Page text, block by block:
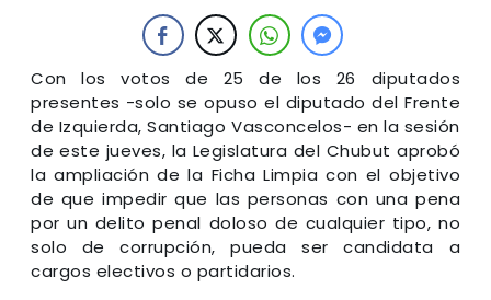
Con los votos de 25 de los 26 diputados
presentes -solo se opuso el diputado del Frente
de Izquierda, Santiago Vasconcelos- en la sesión
de este jueves, la Legislatura del Chubut aprobó
la ampliación de la Ficha Limpia con el objetivo
de que impedir que las personas con una pena
por un delito penal doloso de cualquier tipo, no
solo de corrupción, pueda ser candidata a
cargos electivos o partidarios.